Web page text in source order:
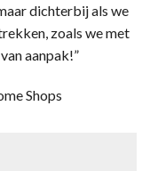
dichterbij als we
zoals we met
aanpak!”
Shops